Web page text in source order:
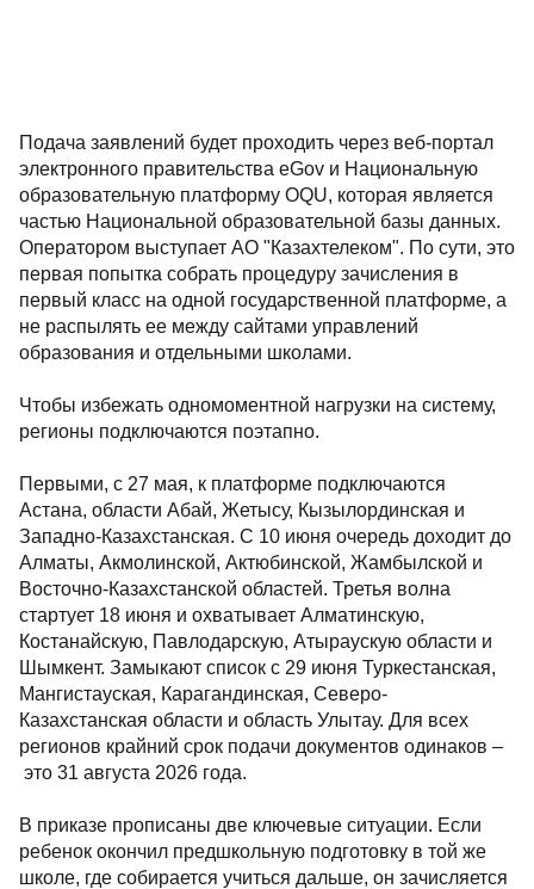
Подача заявлений будет проходить через веб-портал
электронного правительства eGov и Национальную
образовательную платформу OQU, которая является
частью Национальной образовательной базы данных.
Оператором выступает АО "Казахтелеком". По сути, это
первая попытка собрать процедуру зачисления в
первый класс на одной государственной платформе, а
не распылять ее между сайтами управлений
образования и отдельными школами.
Чтобы избежать одномоментной нагрузки на систему,
регионы подключаются поэтапно.
Первыми, с 27 мая, к платформе подключаются
Астана, области Абай, Жетысу, Кызылординская и
Западно-Казахстанская. С 10 июня очередь доходит до
Алматы, Акмолинской, Актюбинской, Жамбылской и
Восточно-Казахстанской областей. Третья волна
стартует 18 июня и охватывает Алматинскую,
Костанайскую, Павлодарскую, Атыраускую области и
Шымкент. Замыкают список с 29 июня Туркестанская,
Мангистауская, Карагандинская, Северо-
Казахстанская области и область Улытау. Для всех
регионов крайний срок подачи документов одинаков –
это 31 августа 2026 года.
В приказе прописаны две ключевые ситуации. Если
ребенок окончил предшкольную подготовку в той же
школе, где собирается учиться дальше, он зачисляется